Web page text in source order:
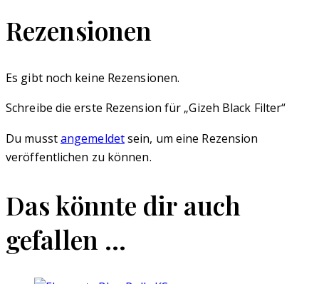
Rezensionen
Es gibt noch keine Rezensionen.
Schreibe die erste Rezension für „Gizeh Black Filter“
Du musstangemeldetsein, um eine Rezension
veröffentlichen zu können.
Das könnte dir auch
gefallen …